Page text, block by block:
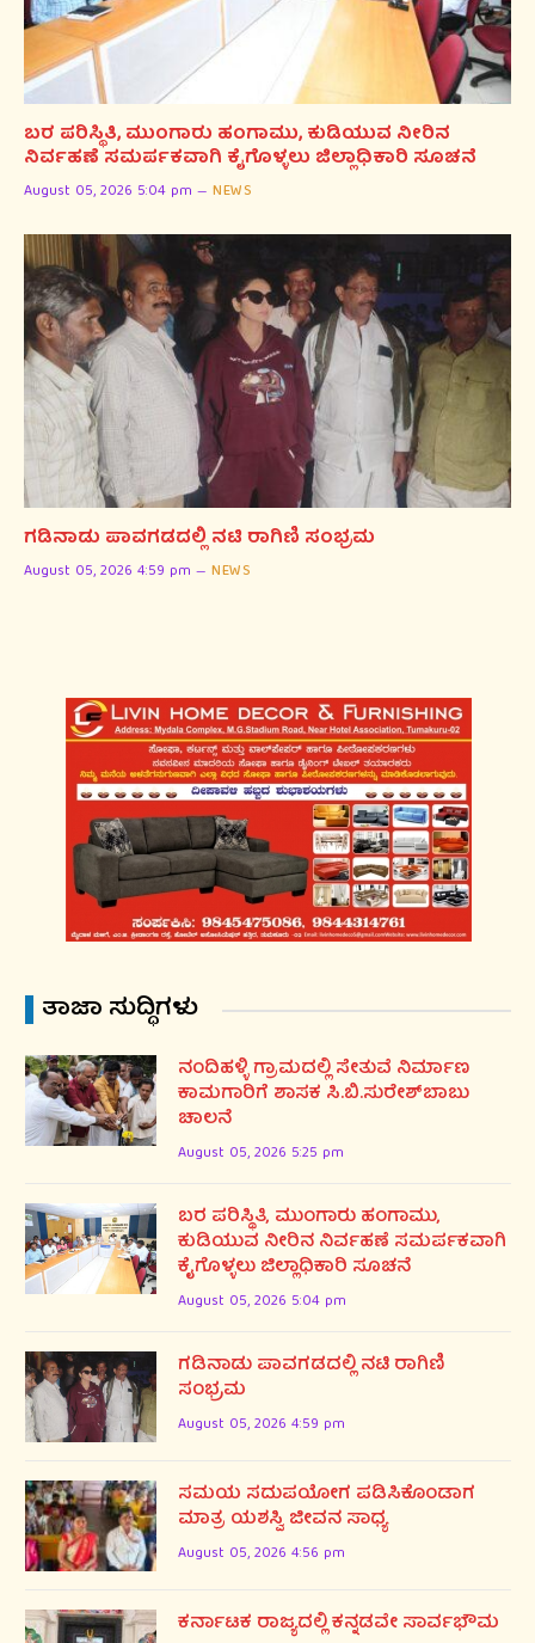
ಬರ ಪರಿಸ್ಥಿತಿ, ಮುಂಗಾರು ಹಂಗಾಮು, ಕುಡಿಯುವ ನೀರಿನ
ನಿರ್ವಹಣೆ ಸಮರ್ಪಕವಾಗಿ ಕೈಗೊಳ್ಳಲು ಜಿಲ್ಲಾಧಿಕಾರಿ ಸೂಚನೆ
August 05, 2026 5:04 pm NEWS
ಗಡಿನಾಡು ಪಾವಗಡದಲ್ಲಿ ನಟಿ ರಾಗಿಣಿ ಸಂಭ್ರಮ
August 05, 2026 4:59 pm NEWS
ತಾಜಾ ಸುದ್ಧಿಗಳು
ನಂದಿಹಳ್ಳಿ ಗ್ರಾಮದಲ್ಲಿ ಸೇತುವೆ ನಿರ್ಮಾಣ
ಕಾಮಗಾರಿಗೆ ಶಾಸಕ ಸಿ.ಬಿ.ಸುರೇಶ್‌ಬಾಬು
ಚಾಲನೆ
August 05, 2026 5:25 pm
ಬರ ಪರಿಸ್ಥಿತಿ, ಮುಂಗಾರು ಹಂಗಾಮು,
ಕುಡಿಯುವ ನೀರಿನ ನಿರ್ವಹಣೆ ಸಮರ್ಪಕವಾಗಿ
ಕೈಗೊಳ್ಳಲು ಜಿಲ್ಲಾಧಿಕಾರಿ ಸೂಚನೆ
August 05, 2026 5:04 pm
ಗಡಿನಾಡು ಪಾವಗಡದಲ್ಲಿ ನಟಿ ರಾಗಿಣಿ
ಸಂಭ್ರಮ
August 05, 2026 4:59 pm
ಸಮಯ ಸದುಪಯೋಗ ಪಡಿಸಿಕೊಂಡಾಗ
ಮಾತ್ರ ಯಶಸ್ವಿ ಜೀವನ ಸಾಧ್ಯ
August 05, 2026 4:56 pm
ಕರ್ನಾಟಕ ರಾಜ್ಯದಲ್ಲಿ ಕನ್ನಡವೇ ಸಾರ್ವಭೌಮ